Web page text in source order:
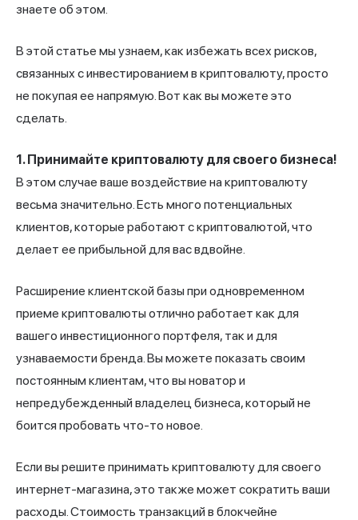
знаете об этом.
В этой статье мы узнаем, как избежать всех рисков,
связанных с инвестированием в криптовалюту, просто
не покупая ее напрямую. Вот как вы можете это
сделать.
1. Принимайте криптовалюту для своего бизнеса!
В этом случае ваше воздействие на криптовалюту
весьма значительно. Есть много потенциальных
клиентов, которые работают с криптовалютой, что
делает ее прибыльной для вас вдвойне.
Расширение клиентской базы при одновременном
приеме криптовалюты отлично работает как для
вашего инвестиционного портфеля, так и для
узнаваемости бренда. Вы можете показать своим
постоянным клиентам, что вы новатор и
непредубежденный владелец бизнеса, который не
боится пробовать что-то новое.
Если вы решите принимать криптовалюту для своего
интернет-магазина, это также может сократить ваши
расходы. Стоимость транзакций в блокчейне